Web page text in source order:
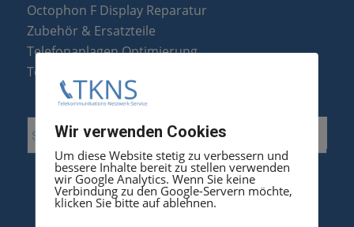
Octophon F Display Reparatur
Zubehör & Ersatzteile
Telefonanlagen Optimierung
Telefonanlagen Erweiterung
Wir verwenden Cookies
Um diese Website stetig zu verbessern und
bessere Inhalte bereit zu stellen verwenden
wir Google Analytics. Wenn Sie keine
Verbindung zu den Google-Servern möchte,
klicken Sie bitte auf ablehnen.